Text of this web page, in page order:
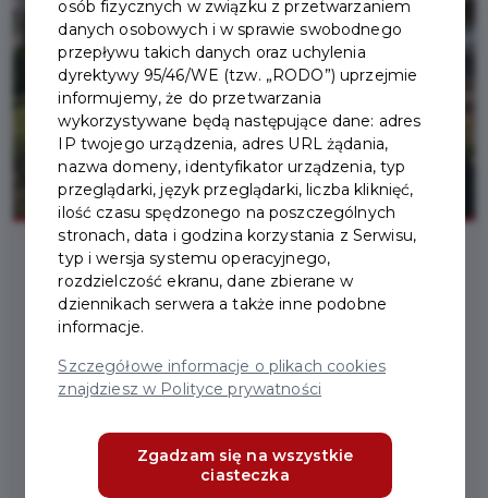
2021-06-11
POWSTANIE NOWY
SKATEPARK, PRZYJDŹ
NA SPOTKANIE Z
PROJEKTANTEM
osób fizycznych w związku z przetwarzaniem
danych osobowych i w sprawie swobodnego
przepływu takich danych oraz uchylenia
dyrektywy 95/46/WE (tzw. „RODO”) uprzejmie
informujemy, że do przetwarzania
wykorzystywane będą następujące dane: adres
IP twojego urządzenia, adres URL żądania,
nazwa domeny, identyfikator urządzenia, typ
przeglądarki, język przeglądarki, liczba kliknięć,
ilość czasu spędzonego na poszczególnych
stronach, data i godzina korzystania z Serwisu,
typ i wersja systemu operacyjnego,
rozdzielczość ekranu, dane zbierane w
dziennikach serwera a także inne podobne
informacje.
Szczegółowe informacje o plikach cookies
znajdziesz w Polityce prywatności
Zgadzam się na wszystkie
ciasteczka